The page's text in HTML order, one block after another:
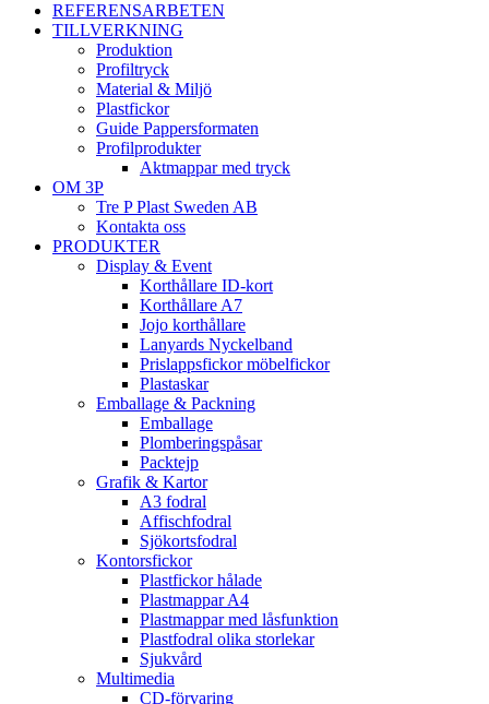
REFERENSARBETEN
TILLVERKNING
Produktion
Profiltryck
Material & Miljö
Plastfickor
Guide Pappersformaten
Profilprodukter
Aktmappar med tryck
OM 3P
Tre P Plast Sweden AB
Kontakta oss
PRODUKTER
Display & Event
Korthållare ID-kort
Korthållare A7
Jojo korthållare
Lanyards Nyckelband
Prislappsfickor möbelfickor
Plastaskar
Emballage & Packning
Emballage
Plomberingspåsar
Packtejp
Grafik & Kartor
A3 fodral
Affischfodral
Sjökortsfodral
Kontorsfickor
Plastfickor hålade
Plastmappar A4
Plastmappar med låsfunktion
Plastfodral olika storlekar
Sjukvård
Multimedia
CD-förvaring